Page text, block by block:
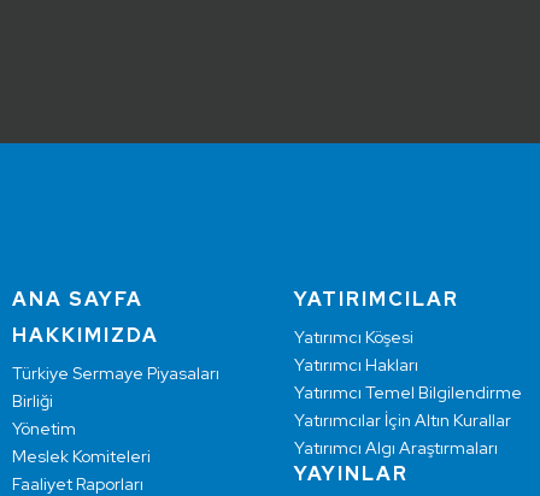
ANA SAYFA
HAKKIMIZDA
Türkiye Sermaye Piyasaları
Birliği
Yönetim
Meslek Komiteleri
Faaliyet Raporları
YATIRIMCILAR
Yatırımcı Köşesi
Yatırımcı Hakları
Yatırımcı Temel Bilgilendirme
Yatırımcılar İçin Altın Kurallar
Yatırımcı Algı Araştırmaları
YAYINLAR